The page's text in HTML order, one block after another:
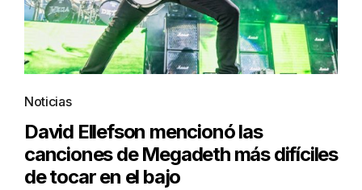
Noticias
David Ellefson mencionó las
canciones de Megadeth más difíciles
de tocar en el bajo